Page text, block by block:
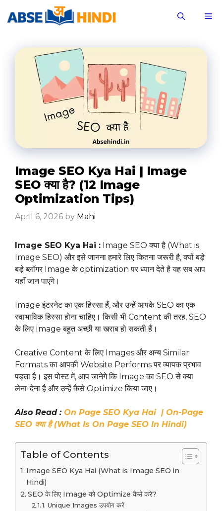
Image SEO Kya Hai | Image
SEO क्या है? (12 Image
Optimization Tips)
April 6, 2026 by Mahi
Image SEO Kya Hai : Image SEO क्या है (What is
Image SEO) और इसे जानना हमारे लिए कितना जरूरी है, क्यों बड़े
बड़े ब्लॉगर Image के optimization पर ध्यान देते है यह सब आप
यहाँ जान पाएंगे।
Image इंटरनेट का एक हिस्सा हैं, और उन्हें आपके SEO का एक
स्वाभाविक हिस्सा होना चाहिए। किसी भी Content की तरह, SEO
के लिए Image बहुत अच्छी या खराब हो सकती हैं।
Creative Content के लिए Images और अन्य Similar
Formats का आपकी Website Performs पर व्यापक प्रभाव
पड़ता है। इस पोस्ट में, आप जानेगे कि Image का SEO से क्या
लेना-देना है और उन्हें कैसे Optimize किया जाए।
Also Read : On Page SEO Kya Hai | On-Page
SEO क्या है (What Is On Page SEO In Hindi)
Table of Contents
Image SEO Kya Hai (What is Image SEO in
Hindi)
SEO के लिए Image को Optimize कैसे करे?
1. Unique Images उपयोग करें